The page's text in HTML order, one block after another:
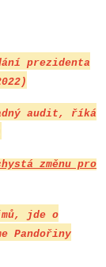
prezidenta
audit, říká
změnu pro
jde o
Pandořiny